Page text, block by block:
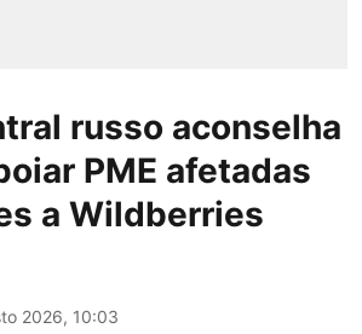
russo aconselha
PME afetadas
a Wildberries
2026, 10:03